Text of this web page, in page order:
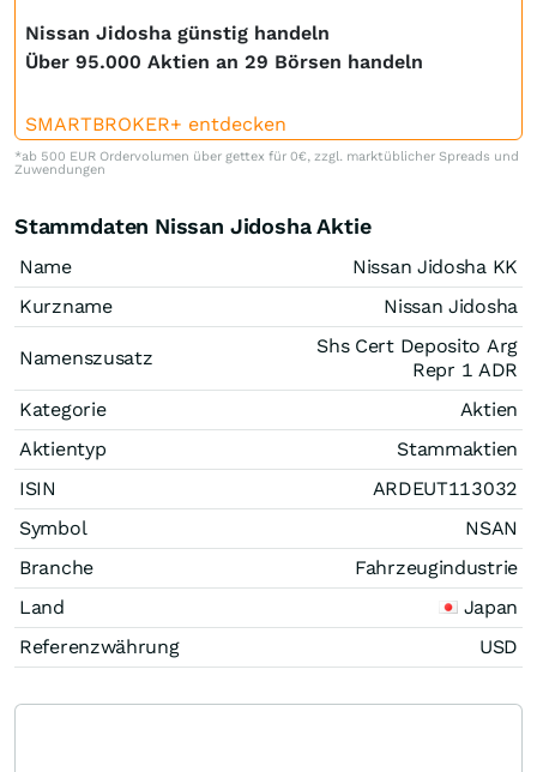
Nissan Jidosha günstig handeln
Über 95.000 Aktien an 29 Börsen handeln
SMARTBROKER+ entdecken
*ab 500 EUR Ordervolumen über gettex für 0€, zzgl. marktüblicher Spreads und
Zuwendungen
Stammdaten Nissan Jidosha Aktie
Name
Nissan Jidosha KK
Kurzname
Nissan Jidosha
Namenszusatz
Shs Cert Deposito Arg
Repr 1 ADR
Kategorie
Aktien
Aktientyp
Stammaktien
ISIN
ARDEUT113032
Symbol
NSAN
Branche
Fahrzeugindustrie
Land
Japan
Referenzwährung
USD